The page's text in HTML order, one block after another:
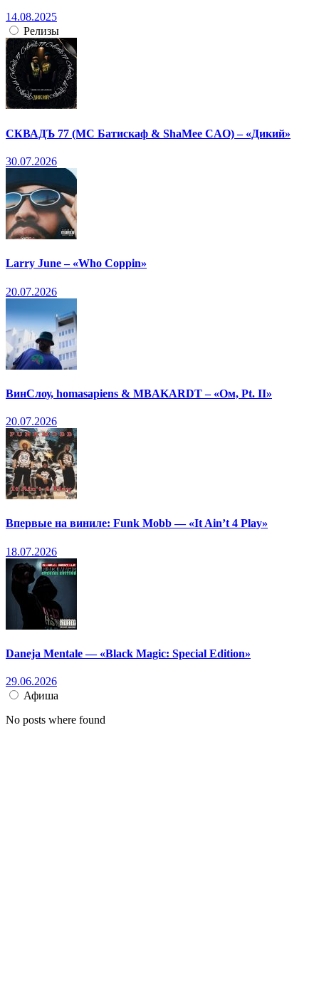
14.08.2025
Релизы
СКВАДЪ 77 (МС Батискаф & ShaMee CAO) – «Дикий»
30.07.2026
Larry June – «Who Coppin»
20.07.2026
ВинСлоу, homasapiens & MBAKARDT – «Ом, Pt. II»
20.07.2026
Впервые на виниле: Funk Mobb — «It Ain’t 4 Play»
18.07.2026
Daneja Mentale — «Black Magic: Special Edition»
29.06.2026
Афиша
No posts where found